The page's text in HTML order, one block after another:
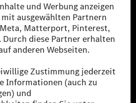
integraler Bestandteil von MB.CHARGE
und China. Sofern an der jeweiligen
aus erneuerbaren Energien vorliegt,
Grünstromzertifikate*. Diese stellen
über MB.CHARGE Public eine äquivalente
Energien ins Stromnetz eingespeist wird.
nach dem vorgeschriebenen
harmonised Light vehicles Test